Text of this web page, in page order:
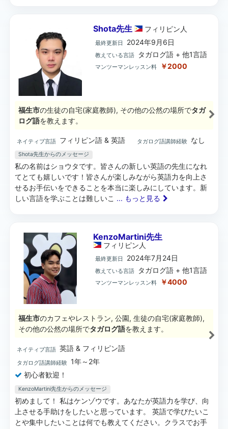
Shota先生 フィリピン 人
最終更新日 2024年9月6日
教えている言語 タガログ語 + 他1言語
マンツーマンレッスン料 ￥2000
福生市の生徒の自宅(家庭教師), その他の公然の場所でタガ
ログ語を教えます。
ネイティブ言語 フィリピン語 & 英語 タガログ語講師経験 なし
Shota先生からのメッセージ
私の名前はショウタです。皆さんの新しい英語の先生になれ
てとても嬉しいです！皆さんが楽しみながら英語力を向上さ
せるお手伝いをできることを本当に楽しみにしています。新
しい言語を学ぶことは難しいこ ... もっと見る
KenzoMartini先生
フィリピン 人
最終更新日 2024年7月24日
教えている言語 タガログ語 + 他1言語
マンツーマンレッスン料 ￥4000
福生市のカフェやレストラン, 公園, 生徒の自宅(家庭教師),
その他の公然の場所でタガログ語を教えます。
ネイティブ言語 英語 & フィリピン語
タガログ語講師経験 1年～2年
初心者歓迎！
KenzoMartini先生からのメッセージ
初めまして！ 私はケンゾウです。あなたが英語力を学び、向
上させる手助けをしたいと思っています。 英語で学びたいこ
とや集中したいことは何でも教えてください。クラスでお手